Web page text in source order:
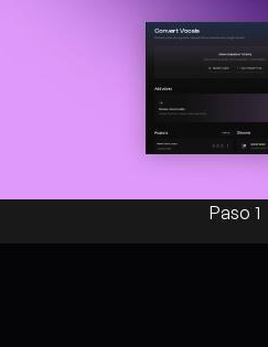
Paso 1